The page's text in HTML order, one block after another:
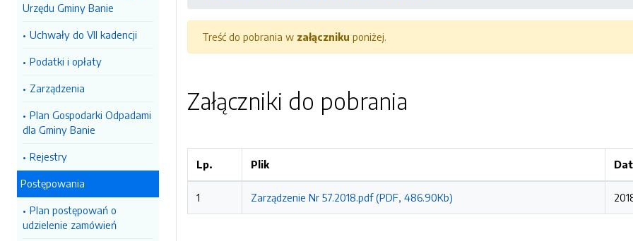
Urzędu Gminy Banie
Uchwały do VII kadencji
Podatki i opłaty
Zarządzenia
Plan Gospodarki Odpadami
dla Gminy Banie
Rejestry
Postępowania
Plan postępowań o
udzielenie zamówień
Treść do pobrania w załączniku poniżej.
Załączniki do pobrania
Lp. Plik
1 Zarządzenie Nr 57.2018.pdf (PDF, 486.90Kb)